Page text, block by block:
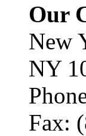
Our
New
NY
Fax: